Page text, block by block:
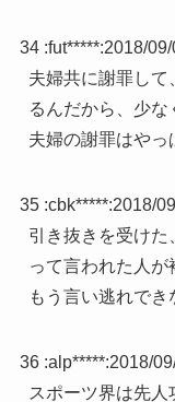
34 :fut*****:2018/
夫婦共に謝罪して
るんだから、少
夫婦の謝罪はやっ
35 :cbk*****:2018/
引き抜きを受けた
って言われた人
もう言い逃れでき
36 :alp*****:2018/
スポーツ界は先人